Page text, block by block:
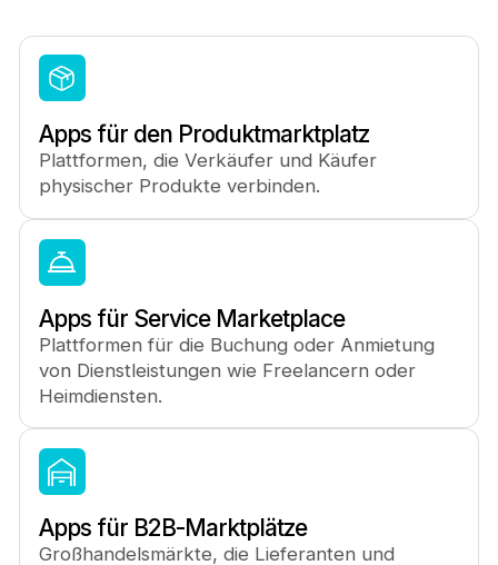
Apps für den Produktmarktplatz
Plattformen, die Verkäufer und Käufer
physischer Produkte verbinden.
Apps für Service Marketplace
Plattformen für die Buchung oder Anmietung
von Dienstleistungen wie Freelancern oder
Heimdiensten.
Apps für B2B-Marktplätze
Großhandelsmärkte, die Lieferanten und